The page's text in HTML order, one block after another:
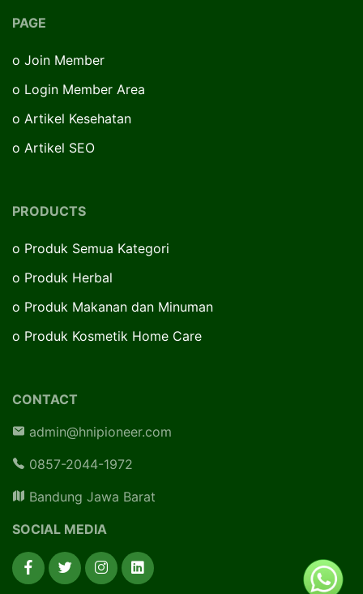
PAGE
o Join Member
o Login Member Area
o Artikel Kesehatan
o Artikel SEO
PRODUCTS
o Produk Semua Kategori
o Produk Herbal
o Produk Makanan dan Minuman
o Produk Kosmetik Home Care
CONTACT
admin@hnipioneer.com
0857-2044-1972
Bandung Jawa Barat
SOCIAL MEDIA